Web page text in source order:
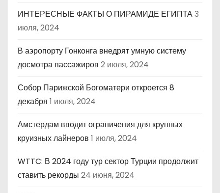
ИНТЕРЕСНЫЕ ФАКТЫ О ПИРАМИДЕ ЕГИПТА3
июля, 2024
В аэропорту Гонконга внедрят умную систему
досмотра пассажиров 2 июля, 2024
Собор Парижской Богоматери откроется 8
декабря 1 июля, 2024
Амстердам вводит ограничения для крупных
круизных лайнеров 1 июля, 2024
WTTC: В 2024 году тур сектор Турции продолжит
ставить рекорды 24 июня, 2024